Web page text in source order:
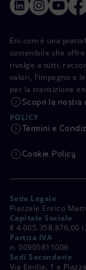
Eni.com è una
sostenibile che
rivolge a tutti,
valori, l’impegno e
per la transizione
Scopri la nostra
POLICY
Termini e
Cookie Policy
Sede Legale
Piazzale Enrico
Capitale Sociale
€ 4.005.358.876,00
Partita IVA
n. 00905811006
Sedi Secondarie
Via Emilia, 1 e